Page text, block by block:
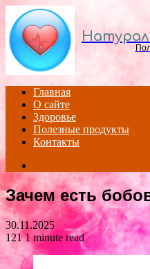
Главная
О сайте
Здоровье
Полезные продукты
Контакты
for
Зачем есть
30.11.2025
1211 minute read